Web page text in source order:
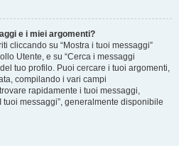
e i miei argomenti?
cliccando su “Mostra i tuoi messaggi”
Utente, e su “Cerca i messaggi
tuo profilo. Puoi cercare i tuoi argomenti,
compilando i vari campi
rapidamente i tuoi messaggi,
tuoi messaggi”, generalmente disponibile